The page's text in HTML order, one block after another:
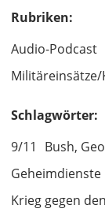
Rubriken:
Audio-Podcast
Militäreinsätze/
Schlagwörter:
9/11
Bush,
Geheimdienste
Krieg gegen